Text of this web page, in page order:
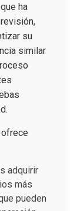
ha
su
similar
adquirir
más
pueden